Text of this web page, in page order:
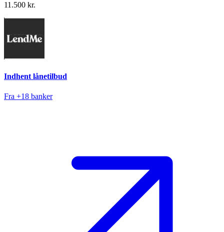
11.500 kr.
Indhent lånetilbud
Fra +18 banker